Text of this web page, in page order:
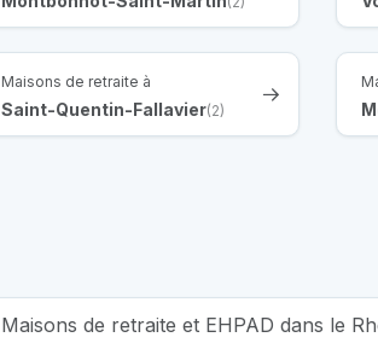
Maisons de retraite à
Saint-Quentin-Fallavier(2)
Maisons de retraite et EHPAD dans le